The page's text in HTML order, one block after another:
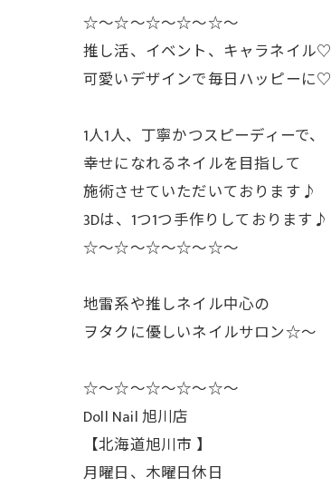
☆〜☆〜☆〜☆〜☆〜
推し活、イベント、キャラネイル♡
可愛いデザインで毎日ハッピーに♡
1人1人、丁寧かつスピーディーで、
幸せになれるネイルを目指して
施術させていただいております♪
3Dは、1つ1つ手作りしております♪
☆〜☆〜☆〜☆〜☆〜
地雷系や推しネイル中心の
ヲタクに優しいネイルサロン☆〜
☆〜☆〜☆〜☆〜☆〜
Doll Nail 旭川店
【北海道旭川市 】
月曜日、木曜日休日